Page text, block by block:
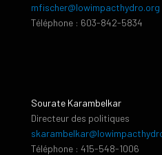
mfischer@lowimpacthydro.org
Téléphone : 603-842-5834
Sourate Karambelkar
Directeur des politiques
Téléphone : 415-548-1006